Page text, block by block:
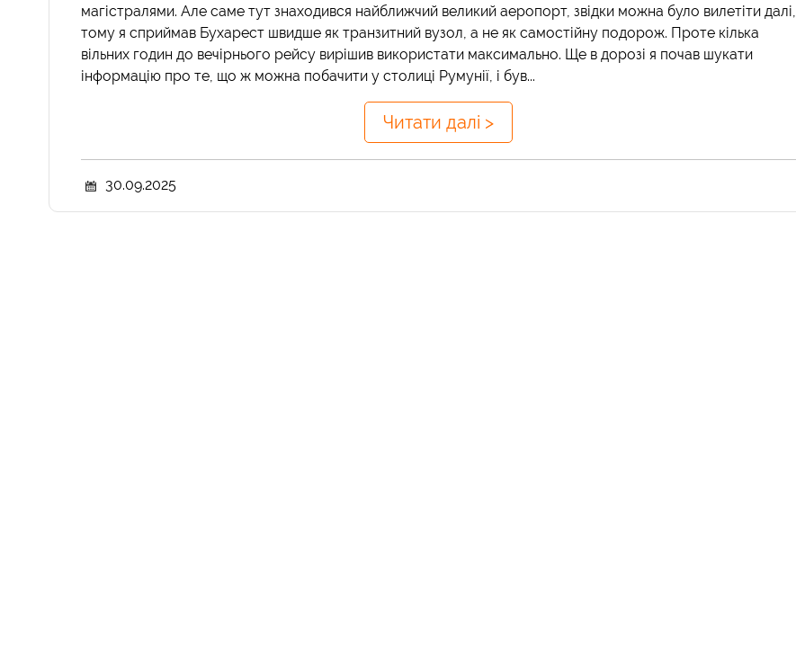
магістралями. Але саме тут знаходився найближчий великий аеропорт, звідки можна було вилетіти далі,
тому я сприймав Бухарест швидше як транзитний вузол, а не як самостійну подорож. Проте кілька
вільних годин до вечірнього рейсу вирішив використати максимально. Ще в дорозі я почав шукати
інформацію про те, що ж можна побачити у столиці Румунії, і був...
Читати далі >
30.09.2025